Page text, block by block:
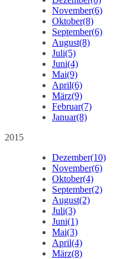
November(6)
Oktober(8)
September(6)
August(8)
Juli(5)
Juni(4)
Mai(9)
April(6)
März(9)
Februar(7)
Januar(8)
2015
Dezember(10)
November(6)
Oktober(4)
September(2)
August(2)
Juli(3)
Juni(1)
Mai(3)
April(4)
März(8)